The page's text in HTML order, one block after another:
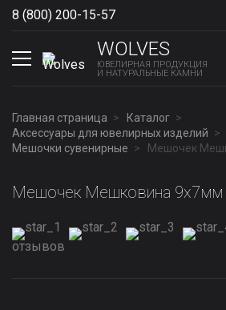
8 (800) 200-15-57
WOLVES
ЮВЕЛИРНАЯ ПРОДУКЦИЯ
И НАТУРАЛЬНЫЕ КАМНИ
Главная страница
Каталог
Аксессуары для ювелирных изделий
Мешочки сувенирные
Мешочек
Мешочек Мешковина 9x7мм
отзывов